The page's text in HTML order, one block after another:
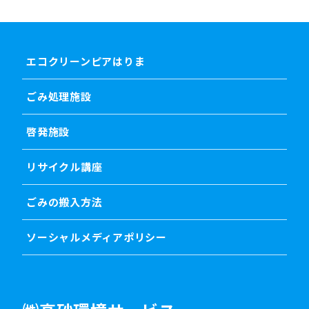
エコクリーンピアはりま
ごみ処理施設
啓発施設
リサイクル講座
ごみの搬入方法
ソーシャルメディアポリシー